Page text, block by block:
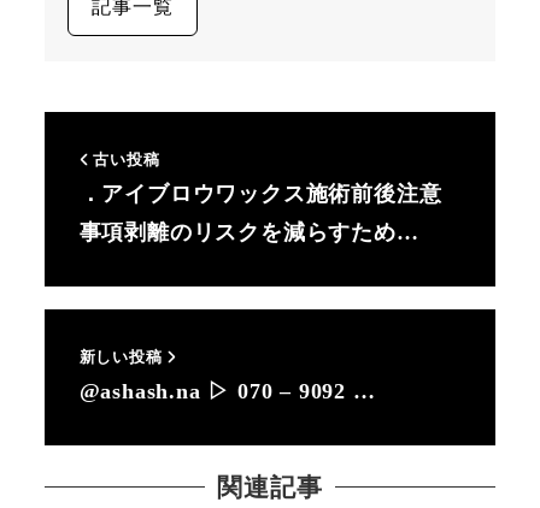
記事一覧
古い投稿
．アイブロウワックス施術前後注意
事項剥離のリスクを減らすため…
新しい投稿
@ashash.na ▷ 070 – 9092 …
関連記事